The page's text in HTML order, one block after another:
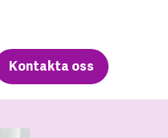
Kontakta oss